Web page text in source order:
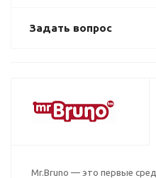
Задать вопрос
Mr.Bruno — это первые